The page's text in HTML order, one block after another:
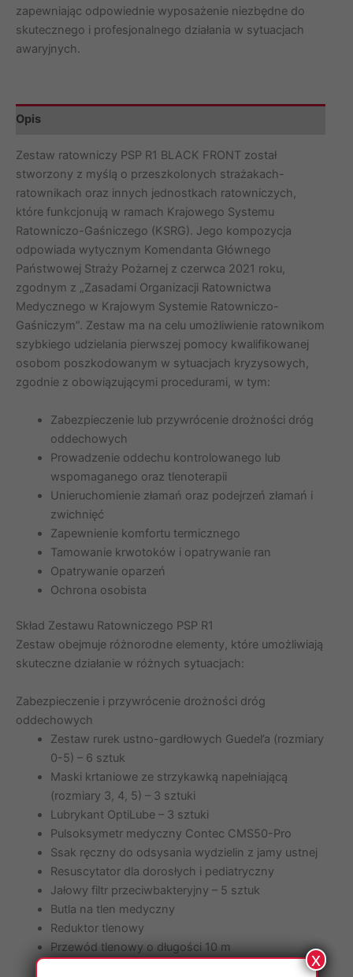
zapewniając odpowiednie wyposażenie niezbędne do
skutecznego i profesjonalnego działania w sytuacjach
awaryjnych.
Opis
Zestaw ratowniczy PSP R1 BLACK FRONT został
stworzony z myślą o przeszkolonych strażakach-
ratownikach oraz innych jednostkach ratowniczych,
które funkcjonują w ramach Krajowego Systemu
Ratowniczo-Gaśniczego (KSRG). Jego kompozycja
odpowiada wytycznym Komendanta Głównego
Państwowej Straży Pożarnej z czerwca 2021 roku,
zgodnym z „Zasadami Organizacji Ratownictwa
Medycznego w Krajowym Systemie Ratowniczo-
Gaśniczym”. Zestaw ma na celu umożliwienie ratownikom
szybkiego udzielania pierwszej pomocy kwalifikowanej
osobom poszkodowanym w sytuacjach kryzysowych,
zgodnie z obowiązującymi procedurami, w tym:
Zabezpieczenie lub przywrócenie drożności dróg
oddechowych
Prowadzenie oddechu kontrolowanego lub
wspomaganego oraz tlenoterapii
Unieruchomienie złamań oraz podejrzeń złamań i
zwichnięć
Zapewnienie komfortu termicznego
Tamowanie krwotoków i opatrywanie ran
Opatrywanie oparzeń
Ochrona osobista
Skład Zestawu Ratowniczego PSP R1
Zestaw obejmuje różnorodne elementy, które umożliwiają
skuteczne działanie w różnych sytuacjach:
Zabezpieczenie i przywrócenie drożności dróg
oddechowych
Zestaw rurek ustno-gardłowych Guedel’a (rozmiary
0-5) – 6 sztuk
Maski krtaniowe ze strzykawką napełniającą
(rozmiary 3, 4, 5) – 3 sztuki
Lubrykant OptiLube – 3 sztuki
Pulsoksymetr medyczny Contec CMS50-Pro
Ssak ręczny do odsysania wydzielin z jamy ustnej
Resuscytator dla dorosłych i pediatryczny
Jałowy filtr przeciwbakteryjny – 5 sztuk
Butla na tlen medyczny
Reduktor tlenowy
Przewód tlenowy o długości 10 m
x